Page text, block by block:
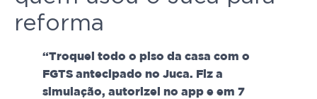
reforma
“Troquei todo o piso da casa com o
FGTS antecipado no Juca. Fiz a
simulação, autorizei no app e em 7